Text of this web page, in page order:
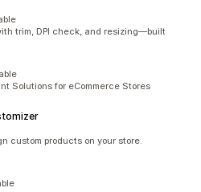
trim, DPI check, and resizing—built
Solutions for eCommerce Stores
custom products on your store.